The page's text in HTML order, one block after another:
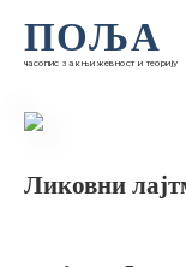
ПОЉА
часопис за књижевност и теорију
Ликовни